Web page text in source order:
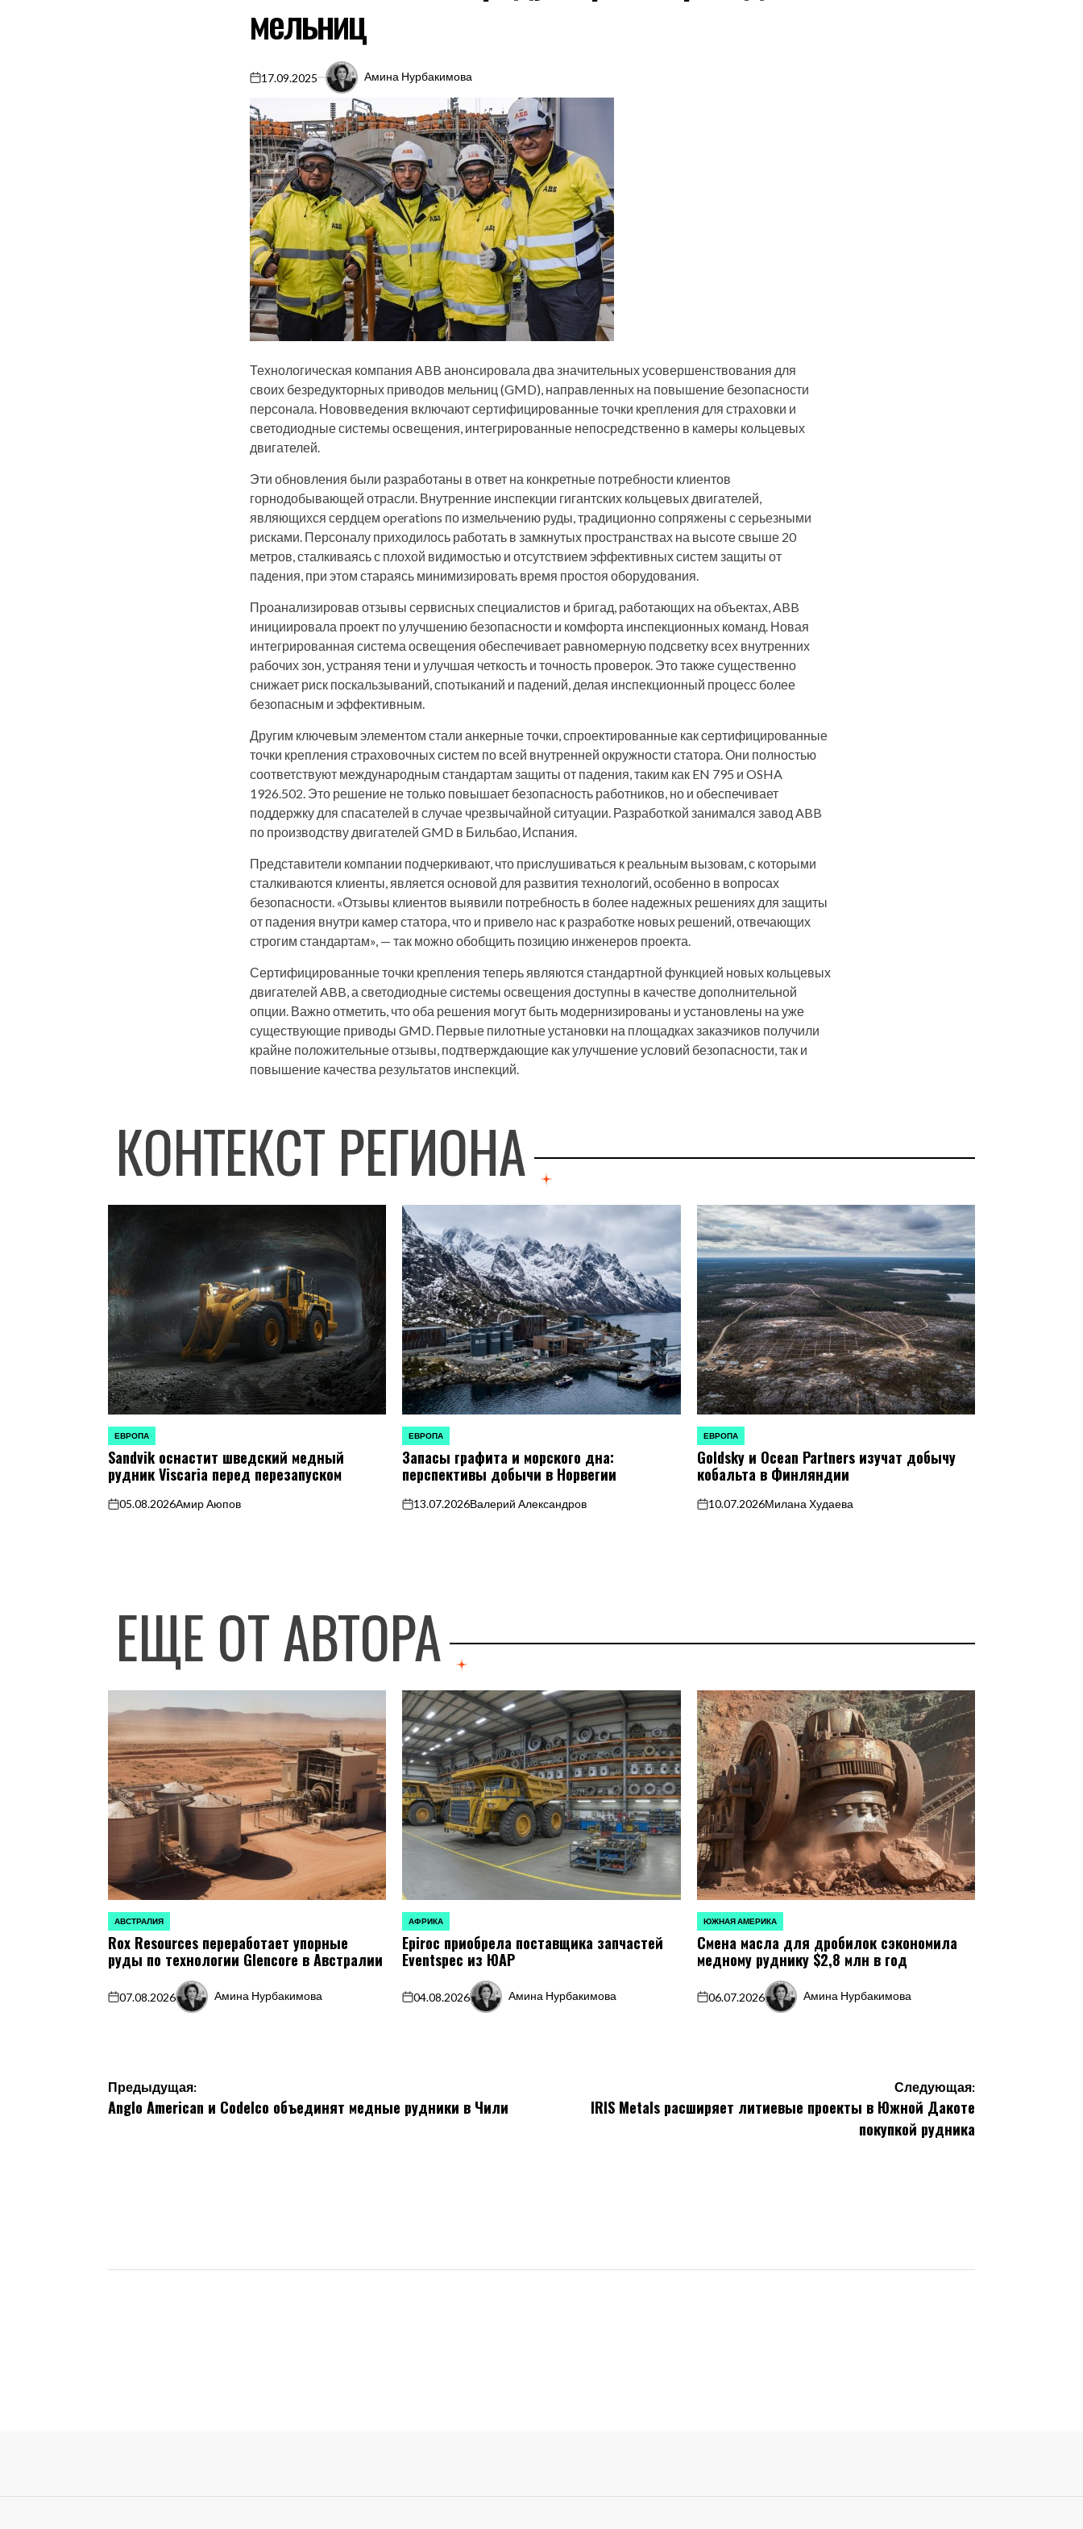
мельниц
on
17.09.2025 Амина Нурбакимова
Технологическая компания ABB анонсировала два значительных усовершенствования для
своих безредукторных приводов мельниц (GMD), направленных на повышение безопасности
персонала. Нововведения включают сертифицированные точки крепления для страховки и
светодиодные системы освещения, интегрированные непосредственно в камеры кольцевых
двигателей.
Эти обновления были разработаны в ответ на конкретные потребности клиентов
горнодобывающей отрасли. Внутренние инспекции гигантских кольцевых двигателей,
являющихся сердцем operations по измельчению руды, традиционно сопряжены с серьезными
рисками. Персоналу приходилось работать в замкнутых пространствах на высоте свыше 20
метров, сталкиваясь с плохой видимостью и отсутствием эффективных систем защиты от
падения, при этом стараясь минимизировать время простоя оборудования.
Проанализировав отзывы сервисных специалистов и бригад, работающих на объектах, ABB
инициировала проект по улучшению безопасности и комфорта инспекционных команд. Новая
интегрированная система освещения обеспечивает равномерную подсветку всех внутренних
рабочих зон, устраняя тени и улучшая четкость и точность проверок. Это также существенно
снижает риск поскальзываний, спотыканий и падений, делая инспекционный процесс более
безопасным и эффективным.
Другим ключевым элементом стали анкерные точки, спроектированные как сертифицированные
точки крепления страховочных систем по всей внутренней окружности статора. Они полностью
соответствуют международным стандартам защиты от падения, таким как EN 795 и OSHA
1926.502. Это решение не только повышает безопасность работников, но и обеспечивает
поддержку для спасателей в случае чрезвычайной ситуации. Разработкой занимался завод ABB
по производству двигателей GMD в Бильбао, Испания.
Представители компании подчеркивают, что прислушиваться к реальным вызовам, с которыми
сталкиваются клиенты, является основой для развития технологий, особенно в вопросах
безопасности. «Отзывы клиентов выявили потребность в более надежных решениях для защиты
от падения внутри камер статора, что и привело нас к разработке новых решений, отвечающих
строгим стандартам», — так можно обобщить позицию инженеров проекта.
Сертифицированные точки крепления теперь являются стандартной функцией новых кольцевых
двигателей ABB, а светодиодные системы освещения доступны в качестве дополнительной
опции. Важно отметить, что оба решения могут быть модернизированы и установлены на уже
существующие приводы GMD. Первые пилотные установки на площадках заказчиков получили
крайне положительные отзывы, подтверждающие как улучшение условий безопасности, так и
повышение качества результатов инспекций.
КОНТЕКСТ РЕГИОНА
ОПУБЛИКОВАНО
В
ЕВРОПА
Sandvik оснастит шведский медный
рудник Viscaria перед перезапуском
on
05.08.2026Амир Аюпов
ОПУБЛИКОВАНО
В
ЕВРОПА
Запасы графита и морского дна:
перспективы добычи в Норвегии
on
13.07.2026Валерий Александров
ОПУБЛИКОВАНО
В
ЕВРОПА
Goldsky и Ocean Partners изучат добычу
кобальта в Финляндии
on
10.07.2026Милана Худаева
ЕЩЕ ОТ АВТОРА
ОПУБЛИКОВАНО
В
АВСТРАЛИЯ
Rox Resources переработает упорные
руды по технологии Glencore в Австралии
on
07.08.2026
Запись
Амина Нурбакимова
ОПУБЛИКОВАНО
В
АФРИКА
Epiroc приобрела поставщика запчастей
Eventspec из ЮАР
on
04.08.2026
Запись
Амина Нурбакимова
ОПУБЛИКОВАНО
В
ЮЖНАЯ АМЕРИКА
Смена масла для дробилок сэкономила
медному руднику $2,8 млн в год
on
06.07.2026
Запись
Амина Нурбакимова
Навигация
по
Предыдущая:
Anglo American и Codelco объединят медные рудники в Чили
Следующая:
IRIS Metals расширяет литиевые проекты в Южной Дакоте
покупкой рудника